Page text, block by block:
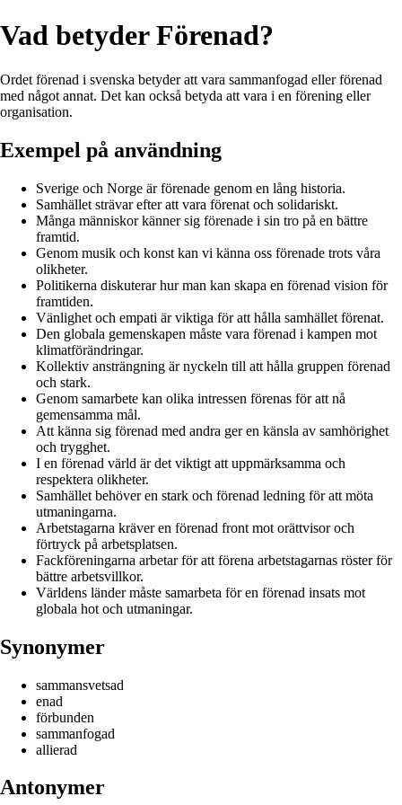
Vad betyder Förenad?
Ordet förenad i svenska betyder att vara sammanfogad eller förenad
med något annat. Det kan också betyda att vara i en förening eller
organisation.
Exempel på användning
Sverige och Norge är förenade genom en lång historia.
Samhället strävar efter att vara förenat och solidariskt.
Många människor känner sig förenade i sin tro på en bättre
framtid.
Genom musik och konst kan vi känna oss förenade trots våra
olikheter.
Politikerna diskuterar hur man kan skapa en förenad vision för
framtiden.
Vänlighet och empati är viktiga för att hålla samhället förenat.
Den globala gemenskapen måste vara förenad i kampen mot
klimatförändringar.
Kollektiv ansträngning är nyckeln till att hålla gruppen förenad
och stark.
Genom samarbete kan olika intressen förenas för att nå
gemensamma mål.
Att känna sig förenad med andra ger en känsla av samhörighet
och trygghet.
I en förenad värld är det viktigt att uppmärksamma och
respektera olikheter.
Samhället behöver en stark och förenad ledning för att möta
utmaningarna.
Arbetstagarna kräver en förenad front mot orättvisor och
förtryck på arbetsplatsen.
Fackföreningarna arbetar för att förena arbetstagarnas röster för
bättre arbetsvillkor.
Världens länder måste samarbeta för en förenad insats mot
globala hot och utmaningar.
Synonymer
sammansvetsad
enad
förbunden
sammanfogad
allierad
Antonymer